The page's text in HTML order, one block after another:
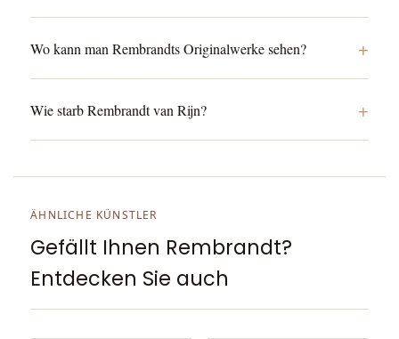
Wo kann man Rembrandts Originalwerke sehen? +
Wie starb Rembrandt van Rijn? +
ÄHNLICHE KÜNSTLER
Gefällt Ihnen Rembrandt?
Entdecken Sie auch